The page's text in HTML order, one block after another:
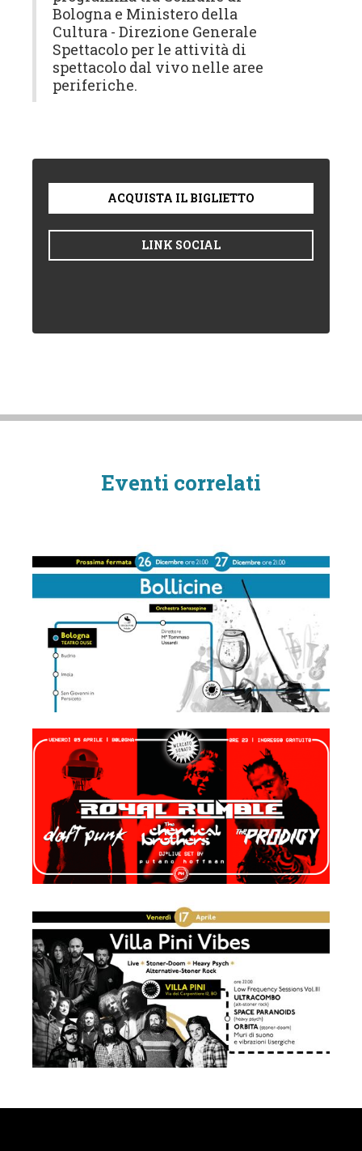
Bologna e Ministero della
Cultura - Direzione Generale
Spettacolo per le attività di
spettacolo dal vivo nelle aree
periferiche.
ACQUISTA IL BIGLIETTO
LINK SOCIAL
Eventi correlati